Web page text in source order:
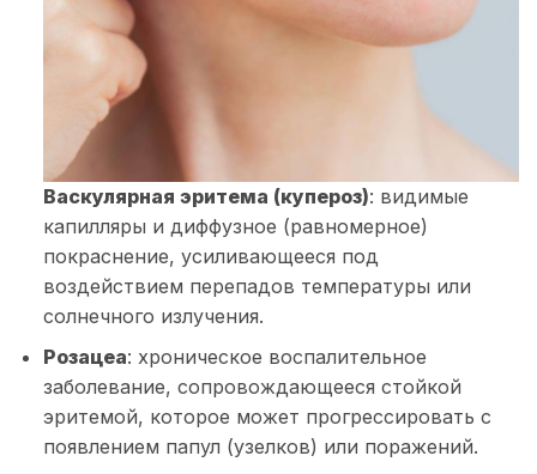
Васкулярная эритема (купероз): видимые
капилляры и диффузное (равномерное)
покраснение, усиливающееся под
воздействием перепадов температуры или
солнечного излучения.
Розацеа: хроническое воспалительное
заболевание, сопровождающееся стойкой
эритемой, которое может прогрессировать с
появлением папул (узелков) или поражений.